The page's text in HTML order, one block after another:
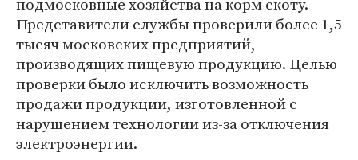
Представители службы проверили более 1,5
тысяч московских предприятий,
производящих пищевую продукцию. Целью
проверки было исключить возможность
продажи продукции, изготовленной с
нарушением технологии из-за отключения
электроэнергии.